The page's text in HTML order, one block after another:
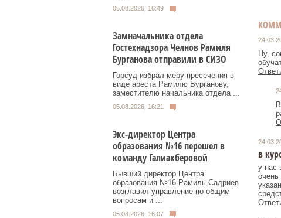
05.08.2026, 16:49
Замначальника отдела
Гостехнадзора Челнов Рамиля
Бурганова отправили в СИЗО
Горсуд избрал меру пресечения в
виде ареста Рамилю Бурганову,
заместителю начальника отдела ...
05.08.2026, 16:21
Экс-директор Центра
образования №16 перешел в
команду Галиакберовой
Бывший директор Центра
образования №16 Рамиль Садриев
возглавил управление по общим
вопросам и ...
05.08.2026, 16:07
Ну,
в
у нас
очень